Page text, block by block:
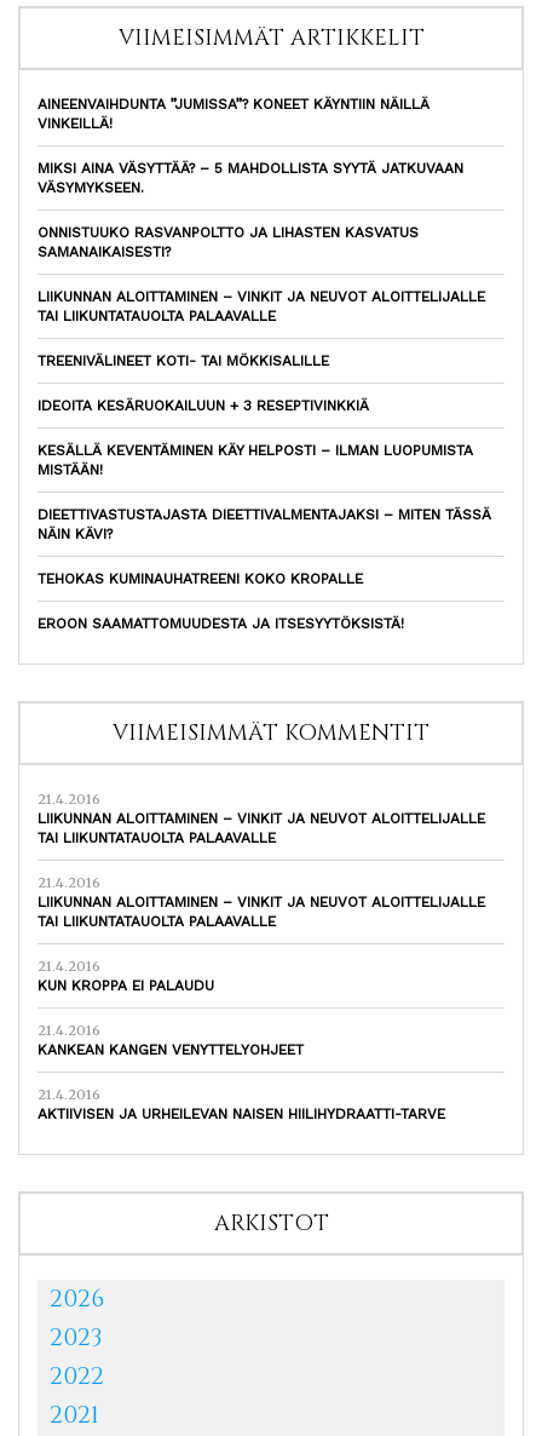
VIIMEISIMMÄT ARTIKKELIT
AINEENVAIHDUNTA ”JUMISSA”? KONEET KÄYNTIIN NÄILLÄ
VINKEILLÄ!
MIKSI AINA VÄSYTTÄÄ? – 5 MAHDOLLISTA SYYTÄ JATKUVAAN
VÄSYMYKSEEN.
ONNISTUUKO RASVANPOLTTO JA LIHASTEN KASVATUS
SAMANAIKAISESTI?
LIIKUNNAN ALOITTAMINEN – VINKIT JA NEUVOT ALOITTELIJALLE
TAI LIIKUNTATAUOLTA PALAAVALLE
TREENIVÄLINEET KOTI- TAI MÖKKISALILLE
IDEOITA KESÄRUOKAILUUN + 3 RESEPTIVINKKIÄ
KESÄLLÄ KEVENTÄMINEN KÄY HELPOSTI – ILMAN LUOPUMISTA
MISTÄÄN!
DIEETTIVASTUSTAJASTA DIEETTIVALMENTAJAKSI – MITEN TÄSSÄ
NÄIN KÄVI?
TEHOKAS KUMINAUHATREENI KOKO KROPALLE
EROON SAAMATTOMUUDESTA JA ITSESYYTÖKSISTÄ!
VIIMEISIMMÄT KOMMENTIT
21.4.2016
LIIKUNNAN ALOITTAMINEN – VINKIT JA NEUVOT ALOITTELIJALLE
TAI LIIKUNTATAUOLTA PALAAVALLE
21.4.2016
LIIKUNNAN ALOITTAMINEN – VINKIT JA NEUVOT ALOITTELIJALLE
TAI LIIKUNTATAUOLTA PALAAVALLE
21.4.2016
KUN KROPPA EI PALAUDU
21.4.2016
KANKEAN KANGEN VENYTTELYOHJEET
21.4.2016
AKTIIVISEN JA URHEILEVAN NAISEN HIILIHYDRAATTI-TARVE
ARKISTOT
2026
2023
2022
2021